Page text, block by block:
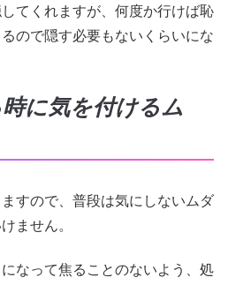
てくれますが、何度か行けば恥
ので隠す必要もないくらいにな
に気を付けるム
すので、普段は気にしないムダ
ません。
なって焦ることのないよう、処